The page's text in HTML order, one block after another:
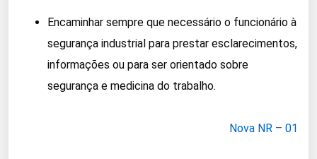
Encaminhar sempre que necessário o funcionário à
segurança industrial para prestar esclarecimentos,
informações ou para ser orientado sobre
segurança e medicina do trabalho.
Nova NR – 01